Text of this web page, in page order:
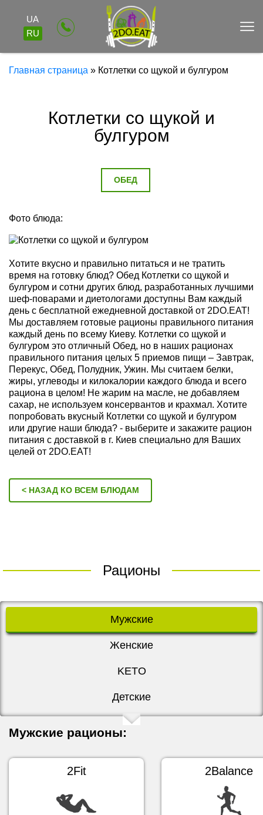
UA
RU
Главная страница » Котлетки со щукой и булгуром
Котлетки со щукой и
булгуром
ОБЕД
Фото блюда:
Хотите вкусно и правильно питаться и не тратить
время на готовку блюд? Обед Котлетки со щукой и
булгуром и сотни других блюд, разработанных лучшими
шеф-поварами и диетологами доступны Вам каждый
день с бесплатной ежедневной доставкой от 2DO.EAT!
Мы доставляем готовые рационы правильного питания
каждый день по всему Киеву. Котлетки со щукой и
булгуром это отличный Обед, но в наших рационах
правильного питания целых 5 приемов пищи – Завтрак,
Перекус, Обед, Полудник, Ужин. Мы считаем белки,
жиры, углеводы и килокалории каждого блюда и всего
рациона в целом! Не жарим на масле, не добавляем
сахар, не используем консервантов и крахмал. Хотите
попробовать вкусный Котлетки со щукой и булгуром
или другие наши блюда? - выберите и закажите рацион
питания с доставкой в г. Киев специально для Ваших
целей от 2DO.EAT!
< НАЗАД КО ВСЕМ БЛЮДАМ
Рационы
Мужские
Женские
KETO
Детские
Мужские рационы:
2Fit 2Balance